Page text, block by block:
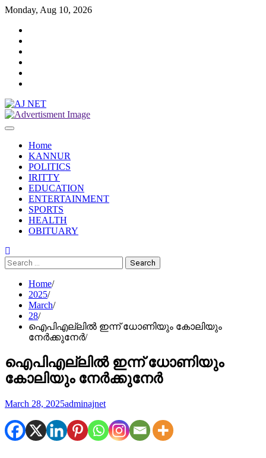
Skip
content
Monday, Aug 10, 2026
Home
KANNUR
POLITICS
IRITTY
EDUCATION
ENTERTAINMENT
SPORTS
HEALTH
OBITUARY
Search
for:
Home
2025
March
28
ഐപിഎല്ലിൽ ഇന്ന് ധോണിയും കോലിയും
നേർക്കുനേർ
ഐപിഎല്ലിൽ ഇന്ന് ധോണിയും
കോലിയും നേർക്കുനേർ
March 28, 2025adminajnet